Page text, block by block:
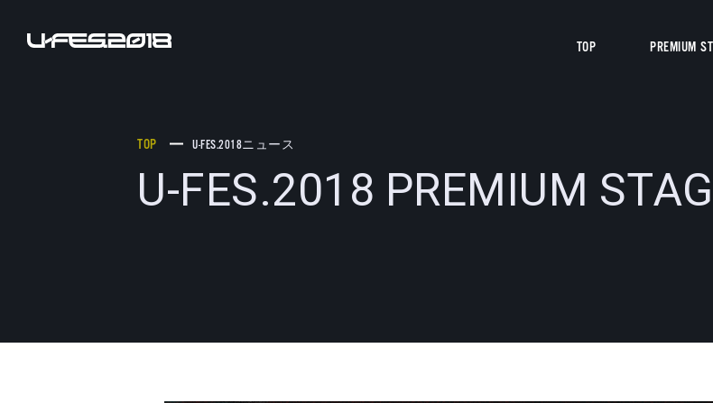
TOP PREMIUM
TOP U-FES.2018ニュース
U-FES.2018 PREMIUM